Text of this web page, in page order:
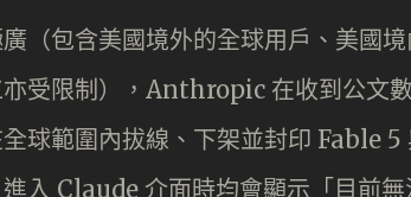
（包含美國境外的全球用戶、美國
受限制），Anthropic 在收到公文
球範圍內拔線、下架並封印 Fable
進入 Claude 介面時均會顯示「目前